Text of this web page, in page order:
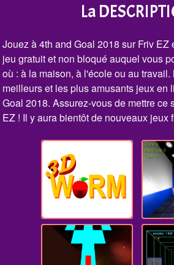
La
Jouez à 4th and Goal 2018 sur Friv EZ
jeu gratuit et non bloqué auquel vous
où : à la maison, à l'école ou au
meilleurs et les plus amusants jeux en
Goal 2018. Assurez-vous de mettre ce
EZ ! Il y aura bientôt de nouveaux jeux